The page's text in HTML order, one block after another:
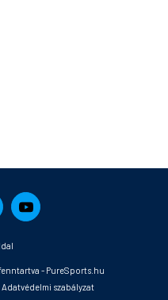
- PureSports.hu
Adatvédelmi szabályzat